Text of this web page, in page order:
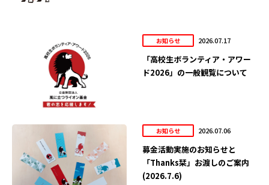
お知らせ 2026.07.17
「高校生ボランティア・アワー
ド2026」の一般観覧について
お知らせ 2026.07.06
募金活動実施のお知らせと
「Thanks栞」お渡しのご案内
(2026.7.6)